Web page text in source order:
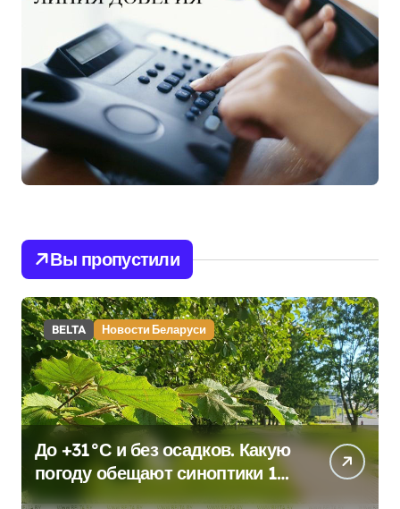
Вы пропустили
BELTA Новости Беларуси
До +31°С и без осадков. Какую
погоду обещают синоптики 10
августа